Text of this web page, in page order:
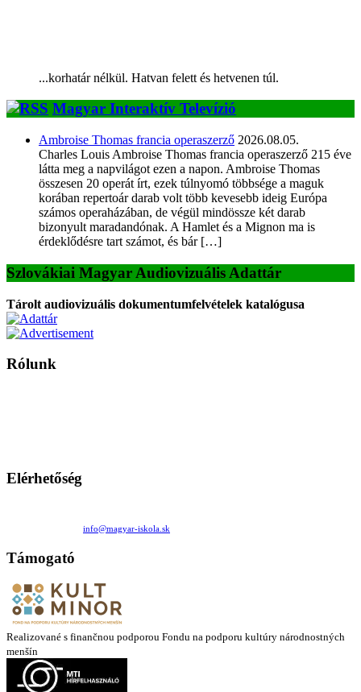
...korhatár nélkül. Hatvan felett és hetvenen túl.
Magyar Interaktív Televízió
Ambroise Thomas francia operaszerző 2026.08.05.
Charles Louis Ambroise Thomas francia operaszerző 215 éve
látta meg a napvilágot ezen a napon. Ambroise Thomas
összesen 20 operát írt, ezek túlnyomó többsége a maguk
korában repertoár darab volt több kevesebb ideig Európa
számos operaházában, de végül mindössze két darab
bizonyult maradandónak. A Hamlet és a Mignon ma is
érdeklődésre tart számot, és bár […]
Szlovákiai Magyar Audiovizuális Adattár
Tárolt audiovizuális dokumentumfelvételek katalógusa
Rólunk
Elérhetőség
info@magyar-iskola.sk
Támogató
Realizované s finančnou podporou Fondu na podporu kultúry národnostných
menšín